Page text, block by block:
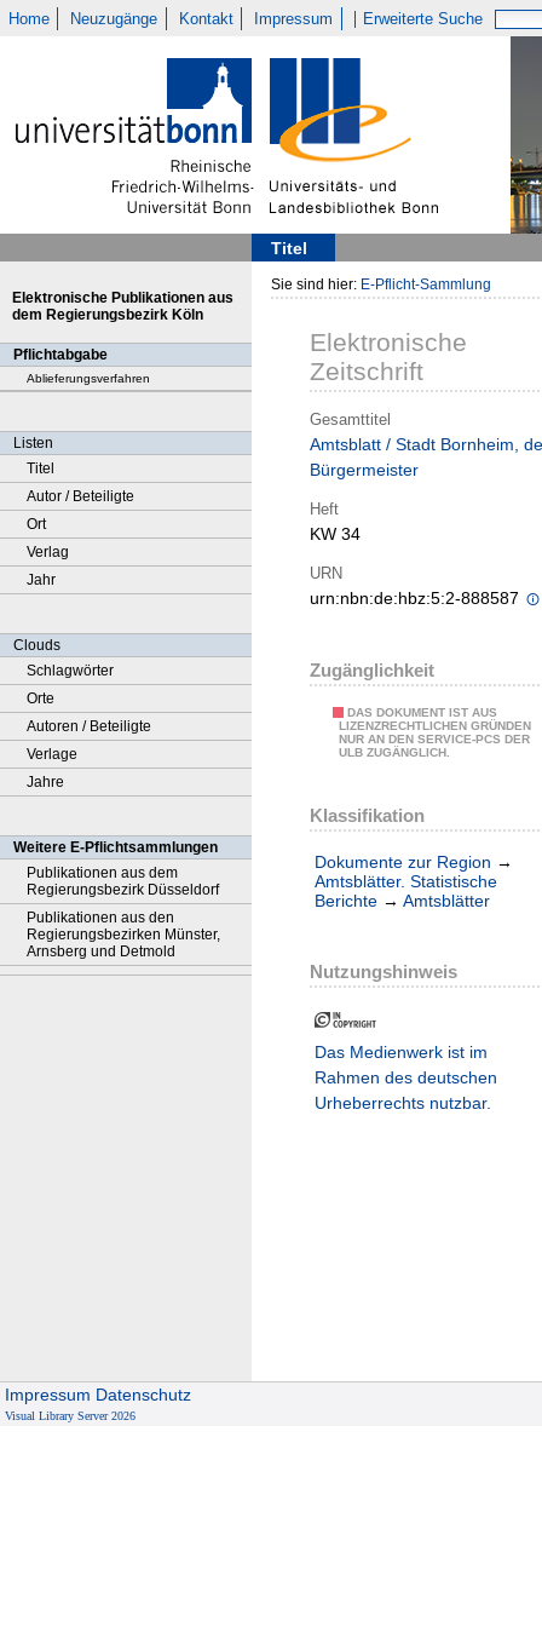
Home Neuzugänge Kontakt Impressum Erweiterte Suche
Titel
Elektronische Publikationen aus
dem Regierungsbezirk Köln
Pflichtabgabe
Ablieferungsverfahren
Listen
Titel
Autor / Beteiligte
Ort
Verlag
Jahr
Clouds
Schlagwörter
Orte
Autoren / Beteiligte
Verlage
Jahre
Weitere E-Pflichtsammlungen
Publikationen aus dem
Regierungsbezirk Düsseldorf
Publikationen aus den
Regierungsbezirken Münster,
Arnsberg und Detmold
Sie sind hier: E-Pflicht-Sammlung
Elektronische
Zeitschrift
Gesamttitel
Amtsblatt / Stadt Bornheim,
Bürgermeister
Heft
KW 34
URN
urn:nbn:de:hbz:5:2-888587
Zugänglichkeit
DAS DOKUMENT IST AUS
LIZENZRECHTLICHEN GRÜNDEN
NUR AN DEN SERVICE-PCS DER
ULB ZUGÄNGLICH.
Klassifikation
Dokumente zur Region →
Amtsblätter. Statistische
Berichte → Amtsblätter
Nutzungshinweis
Das Medienwerk ist im
Rahmen des deutschen
Urheberrechts nutzbar.
Impressum Datenschutz
Visual Library Server 2026